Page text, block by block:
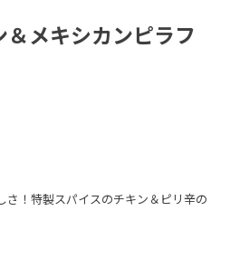
メキシカンピラフ
さ！特製スパイスのチキン＆ピリ辛の